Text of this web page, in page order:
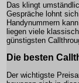
Das klingt
Gespräche lohnt
Handynummern
liegen viele
günstigsten
Die besten
Der wichtigste